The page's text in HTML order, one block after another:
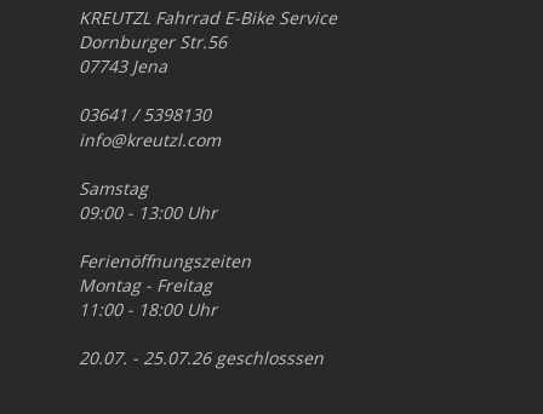
KREUTZL Fahrrad E-Bike Service
Dornburger Str.56
07743 Jena
03641 / 5398130
info@kreutzl.com
Samstag
09:00 - 13:00 Uhr
Ferienöffnungszeiten
Montag - Freitag
11:00 - 18:00 Uhr
20.07. - 25.07.26 geschlosssen